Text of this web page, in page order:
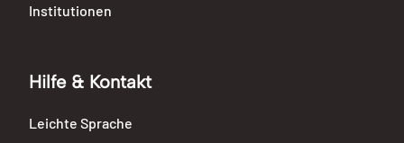
Institutionen
Hilfe & Kontakt
Leichte Sprache